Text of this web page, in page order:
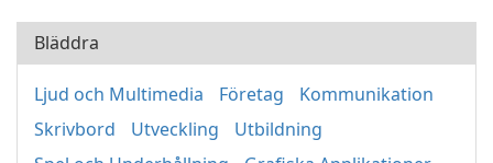
Bläddra
Ljud och Multimedia Företag
Kommunikation
Skrivbord
Utveckling
Utbildning